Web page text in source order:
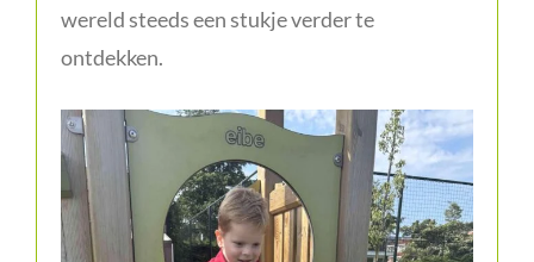
wereld steeds een stukje verder te
ontdekken.